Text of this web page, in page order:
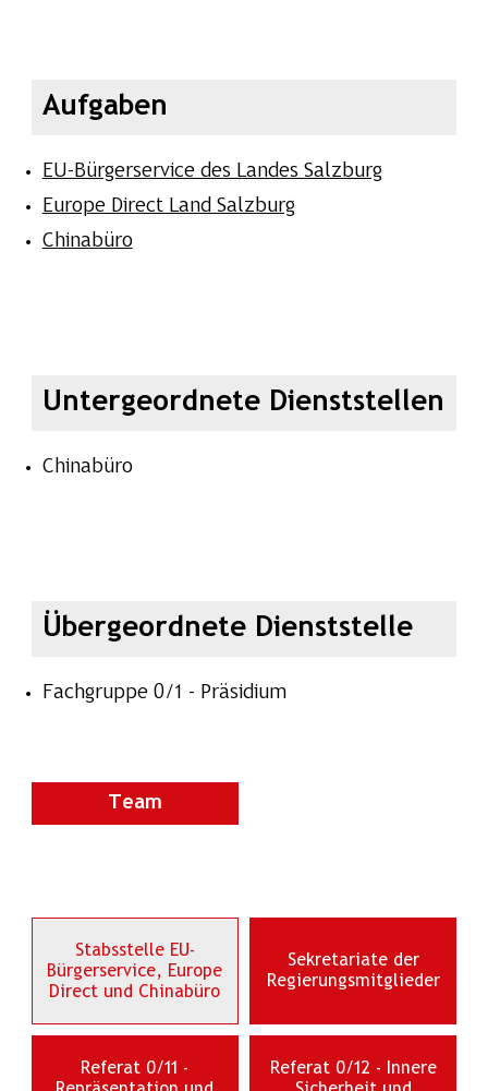
Aufgaben
EU-Bürgerservice des Landes Salzburg
Europe Direct Land Salzburg
Chinabüro
Untergeordnete Dienststellen
Chinabüro
Übergeordnete Dienststelle
Fachgruppe 0/1 - Präsidium
Team
Stabsstelle EU-
Bürgerservice, Europe
Direct und Chinabüro
Sekretariate der
Regierungsmitglieder
Referat 0/11 -
Referat 0/12 - Innere